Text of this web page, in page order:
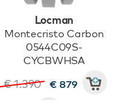
Locman
Montecristo Carbon
0544C09S-
CYCBWHSA
€ 1.390 € 879